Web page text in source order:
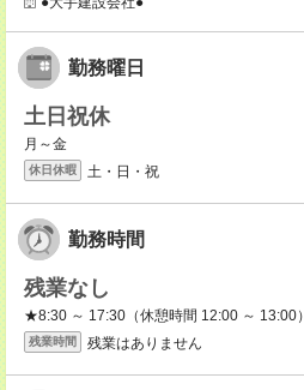
勤務曜日
土日祝休
月～金
休日休暇 土・日・祝
勤務時間
残業なし
★8:30 ～ 17:30（休憩時間 12:00 ～ 13:00）
残業時間 残業はありません